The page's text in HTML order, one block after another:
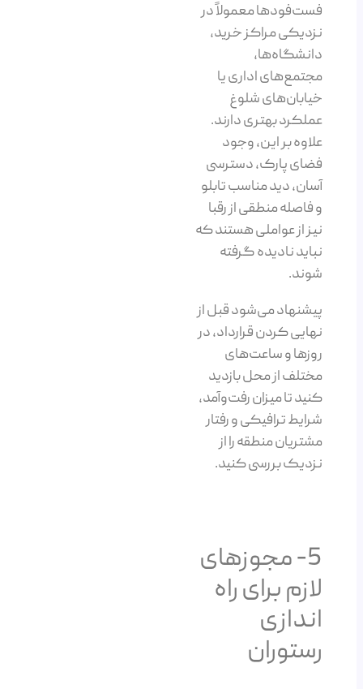
فست‌فودها معمولاً در
نزدیکی مراکز خرید،
دانشگاه‌ها،
مجتمع‌های اداری یا
خیابان‌های شلوغ
عملکرد بهتری دارند.
علاوه بر این، وجود
فضای پارک، دسترسی
آسان، دید مناسب تابلو
و فاصله منطقی از رقبا
نیز از عواملی هستند که
نباید نادیده گرفته
شوند.
پیشنهاد می‌شود قبل از
نهایی کردن قرارداد، در
روزها و ساعت‌های
مختلف از محل بازدید
کنید تا میزان رفت‌وآمد،
شرایط ترافیکی و رفتار
مشتریان منطقه را از
نزدیک بررسی کنید.
5- مجوزهای
لازم برای راه
اندازی
رستوران